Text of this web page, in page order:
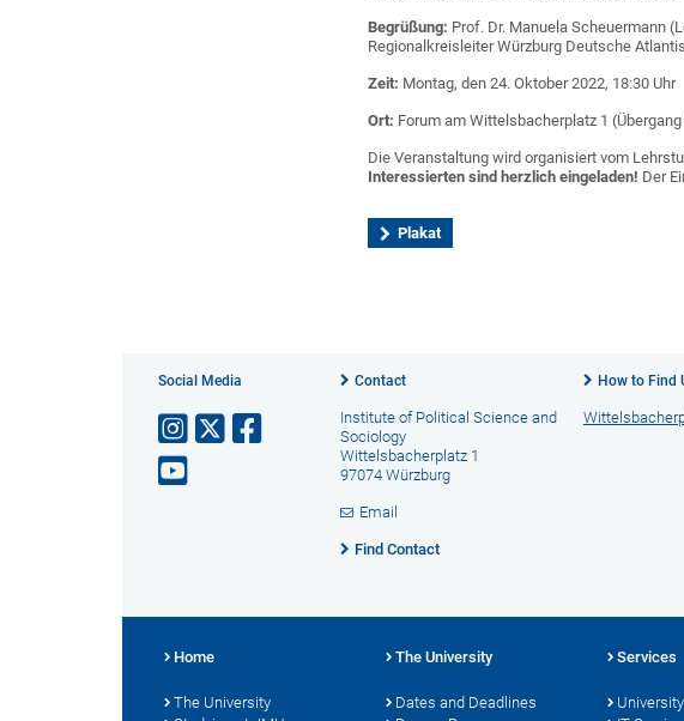
Begrüßung: Prof. Dr. Manuela Scheuermann
Regionalkreisleiter Würzburg Deutsche
Zeit: Montag, den 24. Oktober 2022, 18:30 Uhr
Ort: Forum am Wittelsbacherplatz 1
Die Veranstaltung wird organisiert vom
Interessierten sind herzlich eingeladen! Der
Plakat
Social Media Contact
Institute of Political Science and
Sociology
Wittelsbacherplatz 1
97074 Würzburg
Email
Find Contact
How to Find
Home
The University
The University
Dates and Deadlines
Services